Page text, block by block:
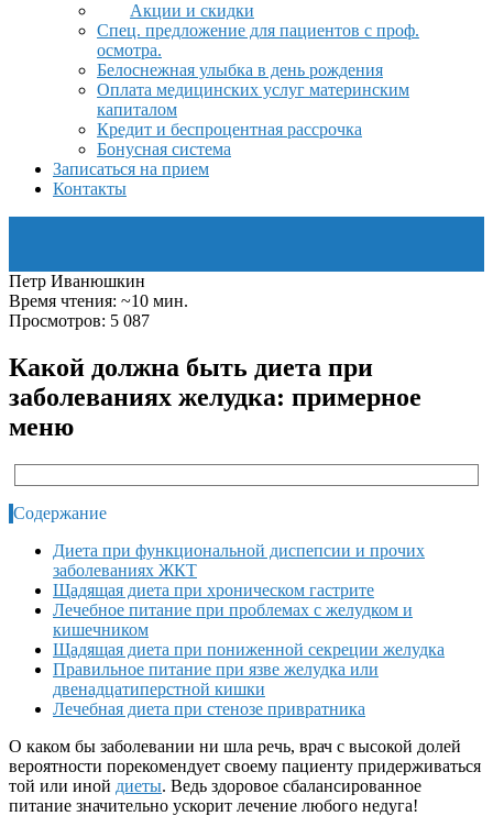
Акции и скидки
Спец. предложение для пациентов с проф.
осмотра.
Белоснежная улыбка в день рождения
Оплата медицинских услуг материнским
капиталом
Кредит и беспроцентная рассрочка
Бонусная система
Записаться на прием
Контакты
Петр Иванюшкин
Время чтения: ~10 мин.
Просмотров: 5 087
Какой должна быть диета при
заболеваниях желудка: примерное
меню
Содержание
Диета при функциональной диспепсии и прочих
заболеваниях ЖКТ
Щадящая диета при хроническом гастрите
Лечебное питание при проблемах с желудком и
кишечником
Щадящая диета при пониженной секреции желудка
Правильное питание при язве желудка или
двенадцатиперстной кишки
Лечебная диета при стенозе привратника
О каком бы заболевании ни шла речь, врач с высокой долей
вероятности порекомендует своему пациенту придерживаться
той или иной диеты. Ведь здоровое сбалансированное
питание значительно ускорит лечение любого недуга!